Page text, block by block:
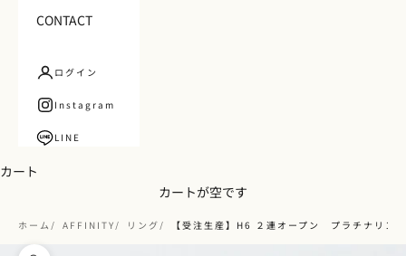
CONTACT
ログイン
Instagram
LINE
カート
カートが空です
ホーム AFFINITY リング 【受注生産】H6 ２連オープン プラチナリ